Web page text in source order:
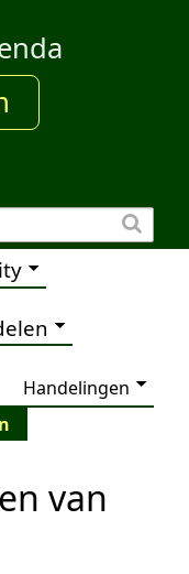
Handelingen
van